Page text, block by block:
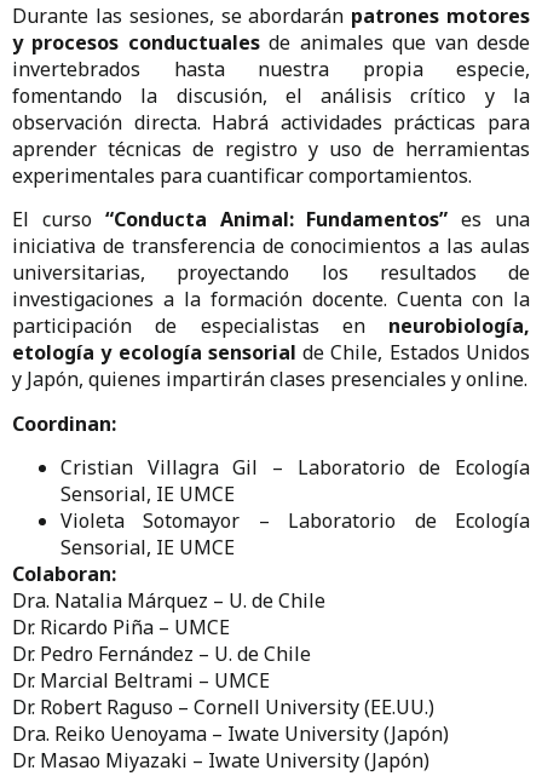
Durante las sesiones, se abordarán patrones motores
y procesos conductualesde animales que van desde
invertebrados hasta nuestra propia especie,
fomentando la discusión, el análisis crítico y la
observación directa. Habrá actividades prácticas para
aprender técnicas de registro y uso de herramientas
experimentales para cuantificar comportamientos.
El curso “Conducta Animal: Fundamentos” es una
iniciativa de transferencia de conocimientos a las aulas
universitarias, proyectando los resultados de
investigaciones a la formación docente. Cuenta con la
participación de especialistas en neurobiología,
etología y ecología sensorial de Chile, Estados Unidos
y Japón, quienes impartirán clases presenciales y online.
Coordinan:
Cristian Villagra Gil – Laboratorio de Ecología
Sensorial, IE UMCE
Violeta Sotomayor – Laboratorio de Ecología
Sensorial, IE UMCE
Colaboran:
Dra. Natalia Márquez – U. de Chile
Dr. Ricardo Piña – UMCE
Dr. Pedro Fernández – U. de Chile
Dr. Marcial Beltrami – UMCE
Dr. Robert Raguso – Cornell University (EE.UU.)
Dra. Reiko Uenoyama – Iwate University (Japón)
Dr. Masao Miyazaki – Iwate University (Japón)